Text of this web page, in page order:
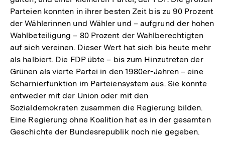
Parteien konnten in ihrer besten Zeit bis zu 90 Prozent
der Wählerinnen und Wähler und – aufgrund der hohen
Wahlbeteiligung – 80 Prozent der Wahlberechtigten
auf sich vereinen. Dieser Wert hat sich bis heute mehr
als halbiert. Die FDP übte – bis zum Hinzutreten der
Grünen als vierte Partei in den 1980er-Jahren – eine
Scharnierfunktion im Parteiensystem aus. Sie konnte
entweder mit der Union oder mit den
Sozialdemokraten zusammen die Regierung bilden.
Eine Regierung ohne Koalition hat es in der gesamten
Geschichte der Bundesrepublik noch nie gegeben.